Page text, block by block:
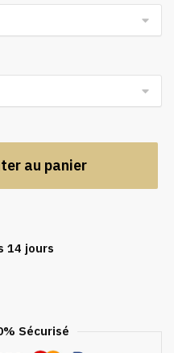
au panier
14 jours
Sécurisé